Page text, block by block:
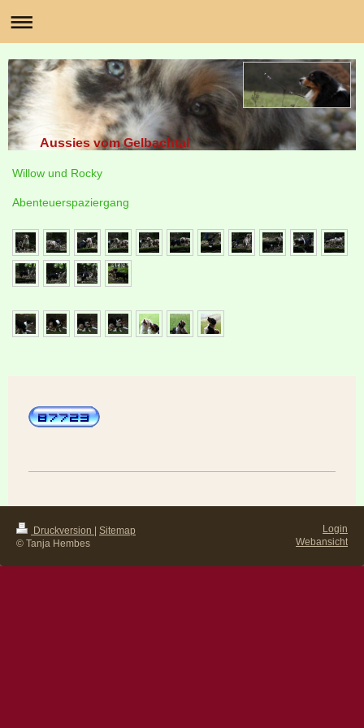
Aussies vom Gelbachtal
Willow und Rocky
Abenteuerspaziergang
Druckversion | Sitemap
© Tanja Hembes
Login
Webansicht